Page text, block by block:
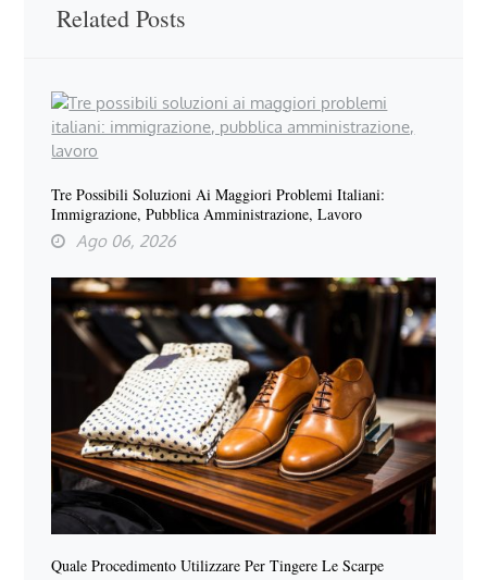
Related Posts
Tre Possibili Soluzioni Ai Maggiori Problemi Italiani:
Immigrazione, Pubblica Amministrazione, Lavoro
Ago 06, 2026
Quale Procedimento Utilizzare Per Tingere Le Scarpe